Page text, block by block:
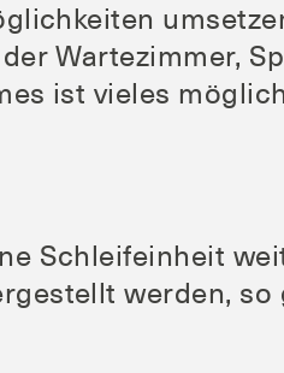
War­te­zim­mer,
ist vie­les
Schleif­ein­heit
wer­den, so